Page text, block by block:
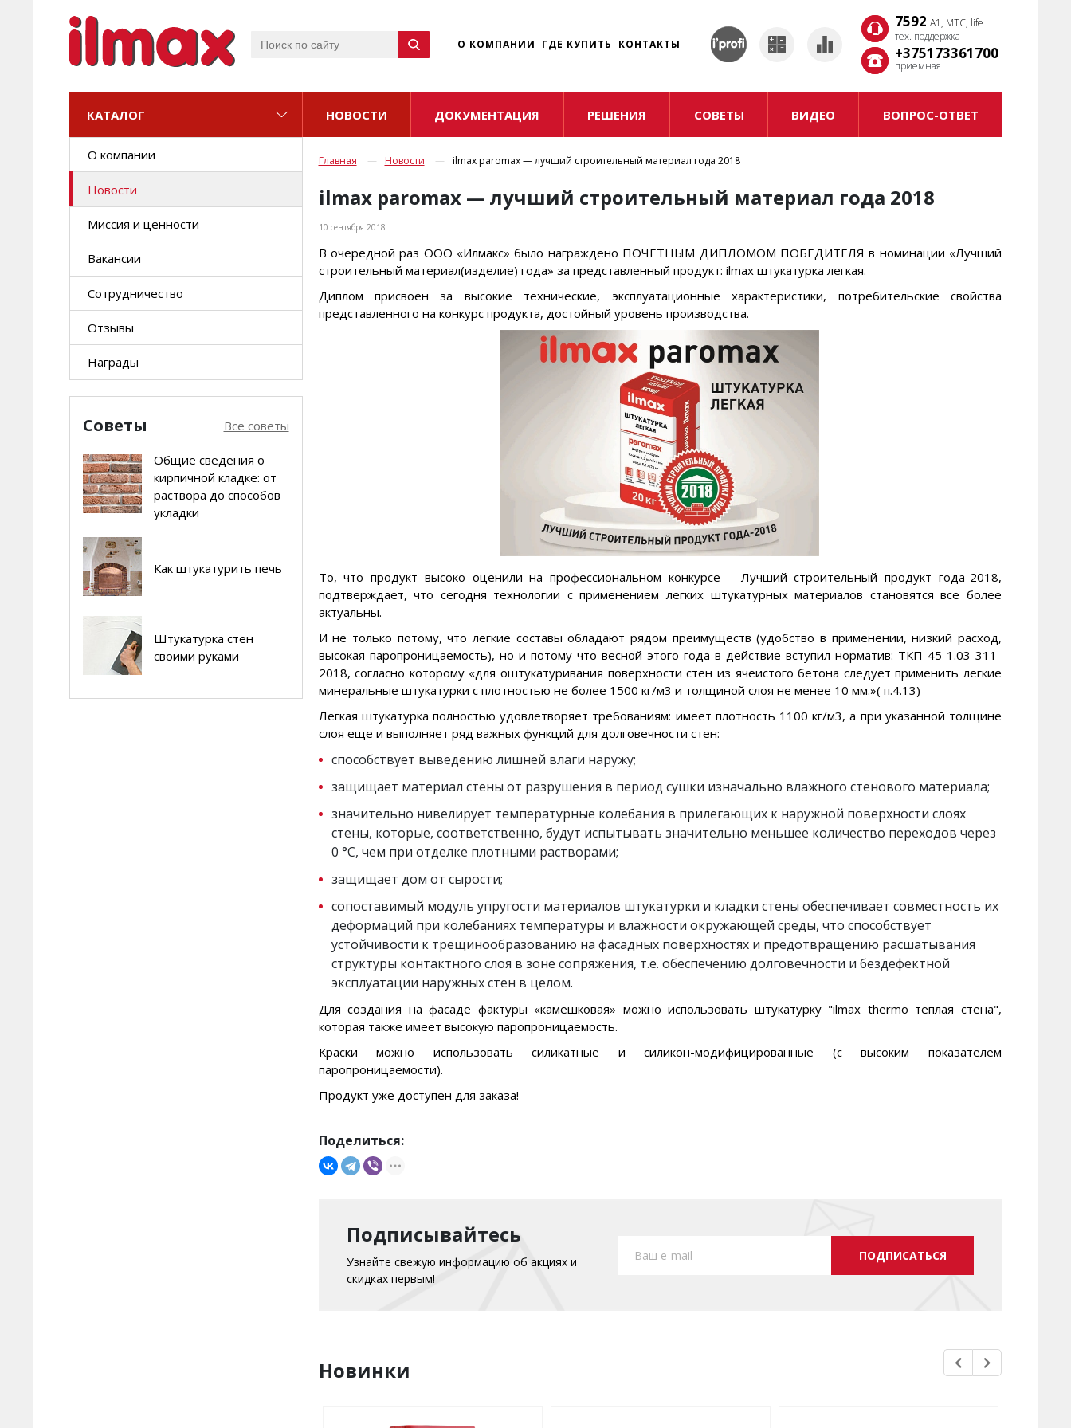
О КОМПАНИИ ГДЕ КУПИТЬ КОНТАКТЫ
7592 A1, MTC, life
тех. поддержка
+375173361700
приемная
КАТАЛОГ ☰
7592 A1, MTC, life
тех. поддержка
+375173361700
приемная
КАТАЛОГ НОВОСТИ ДОКУМЕНТАЦИЯ РЕШЕНИЯ СОВЕТЫ ВИДЕО ВОПРОС-ОТВЕТ
Новинки
ОБЛИЦОВКА
Клеи для плитки
Фуги
КЛАДКА
Монтажные составы
Кладочные составы
Составы для 3D печати
ОТДЕЛКА
Шпатлевки
Клеи для стеклообоев
Штукатурки выравнивающие
Самонивелиры
Стяжки
Клеи для напольных покрытий
ГРУНТОВКИ
Грунты
ИЗОЛЯЦИЯ
Герметики
Сопутствующие товары
О компании
Новости
Миссия и ценности
Вакансии
Сотрудничество
Отзывы
Награды
Советы Все советы
Общие сведения о
кирпичной кладке: от
раствора до способов
укладки
Как штукатурить печь
Штукатурка стен
своими руками
Главная Новости ilmax paromax — лучший строительный материал года 2018
ilmax paromax — лучший строительный материал года 2018
10 сентября 2018
В очередной раз ООО «Илмакс» было награждено ПОЧЕТНЫМ ДИПЛОМОМ ПОБЕДИТЕЛЯ в номинации «Лучший
строительный материал(изделие) года» за представленный продукт: ilmax штукатурка легкая.
Диплом присвоен за высокие технические, эксплуатационные характеристики, потребительские свойства
представленного на конкурс продукта, достойный уровень производства.
То, что продукт высоко оценили на профессиональном конкурсе – Лучший строительный продукт года-2018,
подтверждает, что сегодня технологии с применением легких штукатурных материалов становятся все более
актуальны.
И не только потому, что легкие составы обладают рядом преимуществ (удобство в применении, низкий расход,
высокая паропроницаемость), но и потому что весной этого года в действие вступил норматив: ТКП 45-1.03-311-
2018, согласно которому «для оштукатуривания поверхности стен из ячеистого бетона следует применить легкие
минеральные штукатурки с плотностью не более 1500 кг/м3 и толщиной слоя не менее 10 мм.»( п.4.13)
Легкая штукатурка полностью удовлетворяет требованиям: имеет плотность 1100 кг/м3, а при указанной толщине
слоя еще и выполняет ряд важных функций для долговечности стен:
способствует выведению лишней влаги наружу;
защищает материал стены от разрушения в период сушки изначально влажного стенового материала;
значительно нивелирует температурные колебания в прилегающих к наружной поверхности слоях
стены, которые, соответственно, будут испытывать значительно меньшее количество переходов через
0 °С, чем при отделке плотными растворами;
защищает дом от сырости;
сопоставимый модуль упругости материалов штукатурки и кладки стены обеспечивает совместность их
деформаций при колебаниях температуры и влажности окружающей среды, что способствует
устойчивости к трещинообразованию на фасадных поверхностях и предотвращению расшатывания
структуры контактного слоя в зоне сопряжения, т.е. обеспечению долговечности и бездефектной
эксплуатации наружных стен в целом.
Для создания на фасаде фактуры «камешковая» можно использовать штукатурку "ilmax thermo теплая стена",
которая также имеет высокую паропроницаемость.
Краски можно использовать силикатные и силикон-модифицированные (с высоким показателем
паропроницаемости).
Продукт уже доступен для заказа!
Поделиться:
Подписывайтесь
Узнайте свежую информацию об акциях и
скидках первым!
ПОДПИСАТЬСЯ
Новинки